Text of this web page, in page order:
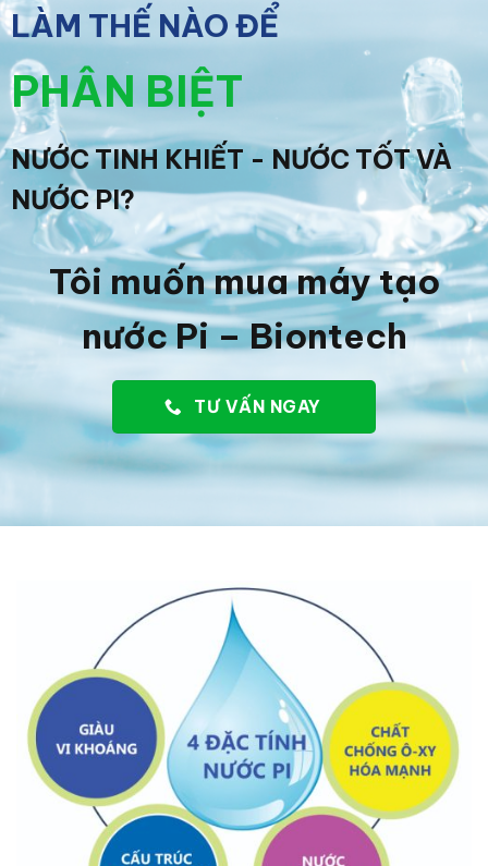
LÀM THẾ NÀO ĐỂ
PHÂN BIỆT
NƯỚC TINH KHIẾT - NƯỚC TỐT VÀ
NƯỚC PI?
Tôi muốn mua máy tạo
nước Pi – Biontech
TƯ VẤN NGAY